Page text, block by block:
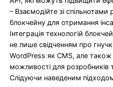
– Взаємодійте зі
блокчейну для отримання
Інтеграція технологій
не лише свідченням про
WordPress як CMS, але також
можливості для розробників
Слідуючи наведеним